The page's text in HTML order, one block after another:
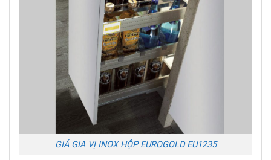
GIÁ GIA VỊ INOX HỘP EUROGOLD EU1235